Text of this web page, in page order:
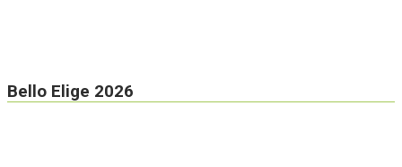
Bello Elige 2026